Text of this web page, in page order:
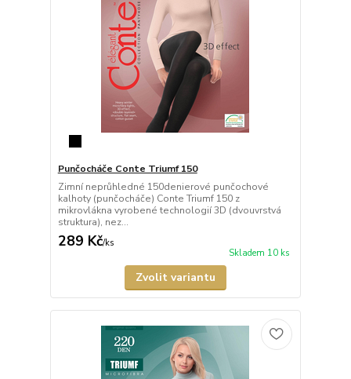
Punčocháče Conte Triumf 150
Zimní neprůhledné 150denierové punčochové
kalhoty (punčocháče) Conte Triumf 150 z
mikrovlákna vyrobené technologií 3D (dvouvrstvá
struktura), nez...
289 Kč/ks
Skladem 10 ks
Zvolit variantu